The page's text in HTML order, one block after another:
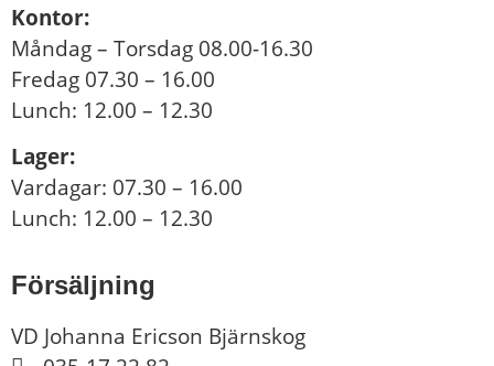
Kontor:
Måndag – Torsdag 08.00-16.30
Fredag 07.30 – 16.00
Lunch: 12.00 – 12.30
Lager:
Vardagar: 07.30 – 16.00
Lunch: 12.00 – 12.30
Försäljning
VD Johanna Ericson Bjärnskog